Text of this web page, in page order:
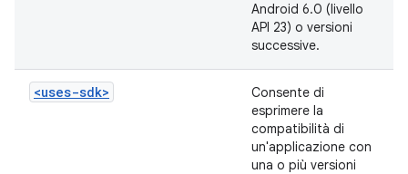
Android 6.0 (livello
API 23) o versioni
successive.
<uses-sdk>
Consente di
esprimere la
compatibilità di
un'applicazione con
una o più versioni